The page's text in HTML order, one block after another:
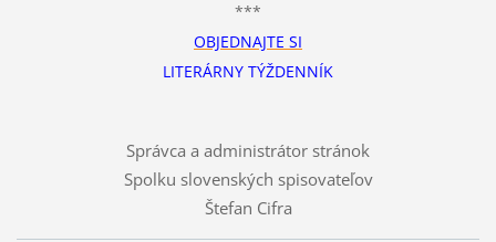
***
OBJEDNAJTE SI
LITERÁRNY TÝŽDENNÍK
Správca a administrátor stránok
Spolku slovenských spisovateľov
Štefan Cifra